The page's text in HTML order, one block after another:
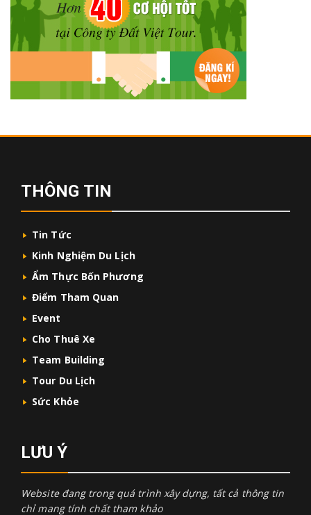
THÔNG TIN
Tin Tức
Kinh Nghiệm Du Lịch
Ẩm Thực Bốn Phương
Điểm Tham Quan
Event
Cho Thuê Xe
Team Building
Tour Du Lịch
Sức Khỏe
LƯU Ý
Website đang trong quá trình xây dựng, tất cả thông tin
chỉ mang tính chất tham khảo